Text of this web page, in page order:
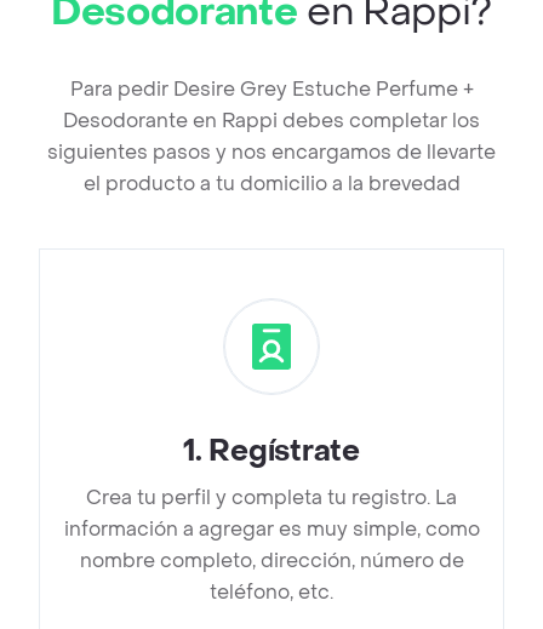
Desodorante en Rappi?
Para pedir Desire Grey Estuche Perfume +
Desodorante en Rappi debes completar los
siguientes pasos y nos encargamos de llevarte
el producto a tu domicilio a la brevedad
1. Regístrate
Crea tu perfil y completa tu registro. La
información a agregar es muy simple, como
nombre completo, dirección, número de
teléfono, etc.